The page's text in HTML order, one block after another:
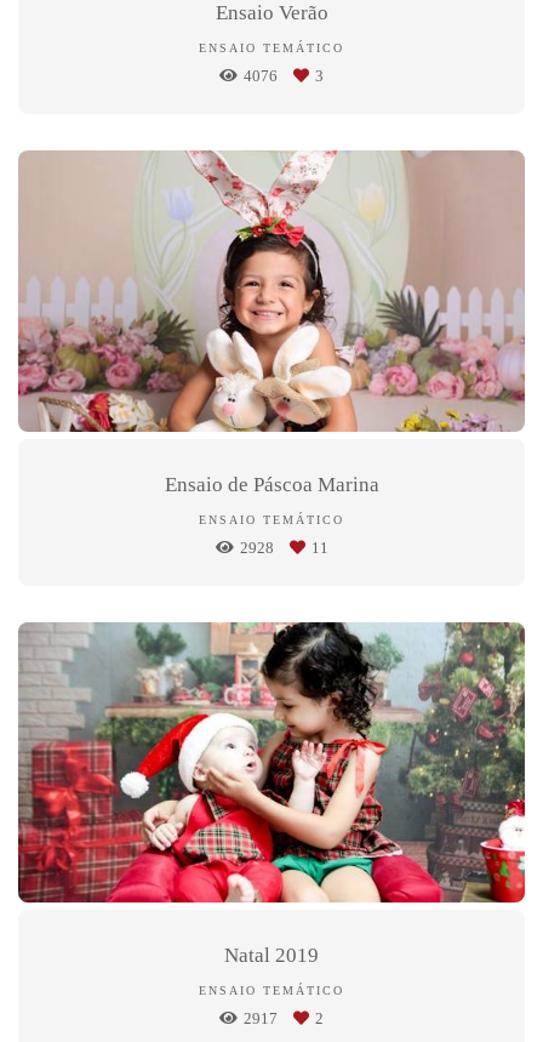
Ensaio Verão
ENSAIO TEMÁTICO
4076 3
Ensaio de Páscoa Marina
ENSAIO TEMÁTICO
2928 11
Natal 2019
ENSAIO TEMÁTICO
2917 2